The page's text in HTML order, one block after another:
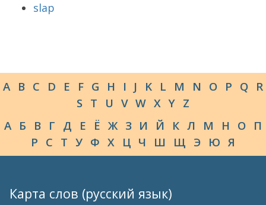
slap
A B C D E F G H I J K L M N O P Q R
S T U V W X Y Z
А Б В Г Д Е Ё Ж З И Й К Л М Н О П
Р С Т У Ф Х Ц Ч Ш Щ Э Ю Я
Карта слов (русский язык)